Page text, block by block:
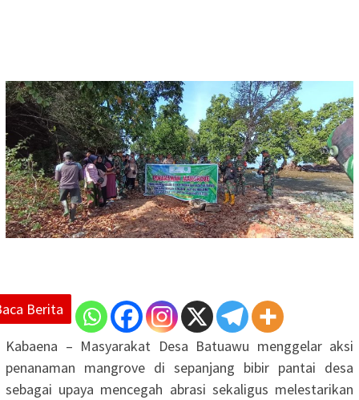
Berita
Kabaena – Masyarakat Desa Batuawu menggelar aksi
penanaman mangrove di sepanjang bibir pantai desa
sebagai upaya mencegah abrasi sekaligus melestarikan